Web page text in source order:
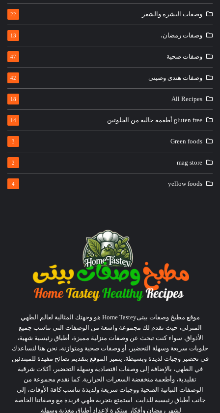
وصفات البشره والشعر 22
وصفات رمضان، 13
وصفات صحية 47
وصفات هندى وصينى 42
All Recipes
18
gluten free أطعمة خالية من الجلوتين 14
Green foods
3
mag store
2
yellow foods
4
موقع مطبخ وصفات بيتىHome Tastey هو وجهتك المثالية لعالم الطهي
المنزلي، حيث نقدم لك مجموعة واسعة من الوصفات التي تناسب جميع
الأذواق. سواء كنت تبحث عن وصفات منزلية مميزة، أطباق رئيسية شهية،
حلويات سريعة وسهلة التحضير، أو وصفات صحية ومتوازنة، نحن هنا لنساعدك
في تحضير وجبات لذيذة وبسيطة. يتميز الموقع بتقديم نصائح مفيدة للمبتدئين
في الطهي، بالإضافة إلى وصفات اقتصادية وسهلة التحضير، أكلات شرقية
تقليدية، وأطعمة منخفضة السعرات الحرارية. كما نقدم مجموعة من
الوصفات النباتية الصحية ووجبات سريعة ولذيذة تناسب كافة الأوقات، إلى
جانب أطباق رئيسية للدايت. استمتع بتجربة طهي فريدة مع وصفاتنا الخاصة
لشهر رمضان وأفكار مبتكرة لإعداد أطباق مغذية وسهلة.